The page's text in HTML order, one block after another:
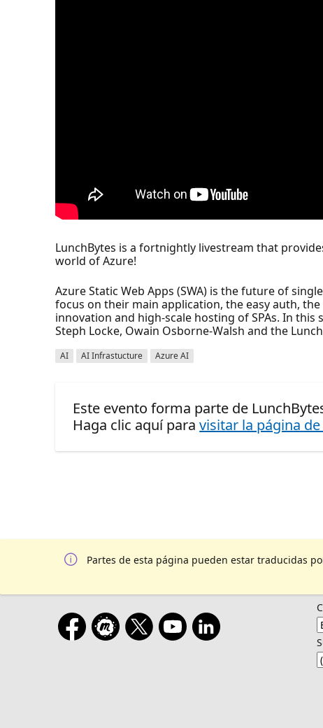
LunchBytes is a fortnightly livestream that
world of Azure!
Azure Static Web Apps (SWA) is the future of
focus on their main application, the easy auth,
innovation and high-scale hosting of SPAs. In
Steph Locke, Owain Osborne-Walsh and the
AI AI Infrastucture Azure AI
Este evento forma parte de
Haga clic aquí paravisitar la página
Partes de esta página pueden estar traducidas